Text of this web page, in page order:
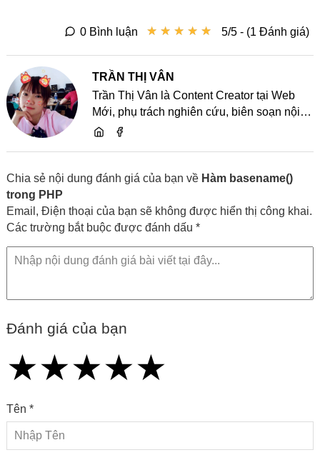
★ ★ ★ ★ ★
★ ★ ★ ★ ★ 5/5 - (1 Đánh giá)
0 Bình luận
TRẦN THỊ VÂN
Trần Thị Vân là Content Creator tại Web
Mới, phụ trách nghiên cứu, biên soạn nội
dung và chia sẻ kiến thức về website, SEO,
Chia sẻ nội dung đánh giá của bạn về Hàm basename()
trong PHP
Email, Điện thoại của bạn sẽ không được hiển thị công khai.
Các trường bắt buộc được đánh dấu *
Đánh giá của bạn
★
★★
★★★
★★★★
★★★★★
Tên *